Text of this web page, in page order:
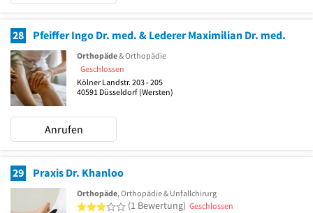
28 Pfeiffer Ingo Dr. med. & Lederer Maximilian Dr. med.
Orthopäde& Orthopädie
Geschlossen
Kölner Landstr. 203 - 205
40591 Düsseldorf (Wersten)
Anrufen
29 Praxis Dr. Khanloo
Orthopäde, Orthopädie & Unfallchirurg
3 von 5 Sternen
(1 Bewertung) Geschlossen